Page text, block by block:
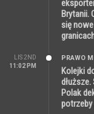
Brytanii.
się
LIS 2ND
11:02 PM
PRAWO
Kolejki
Polak